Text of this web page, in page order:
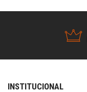
INSTITUCIONAL